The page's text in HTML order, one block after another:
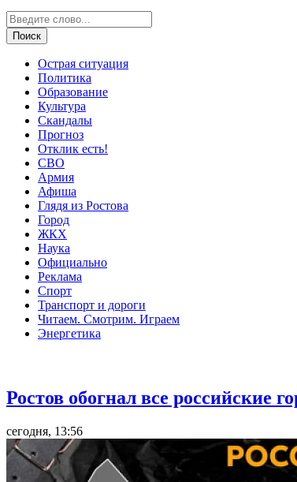
Острая ситуация
Политика
Образование
Культура
Скандалы
Прогноз
Отклик есть!
СВО
Армия
Афиша
Глядя из Ростова
Город
ЖКХ
Наука
Официально
Реклама
Спорт
Транспорт и дороги
Читаем. Смотрим. Играем
Энергетика
Ростов обогнал все российские
сегодня, 13:56